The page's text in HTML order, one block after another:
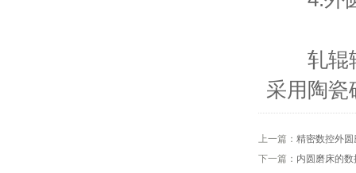
轧辊辊
采用陶瓷
上一篇： 精密数控外
下一篇： 内圆磨床的